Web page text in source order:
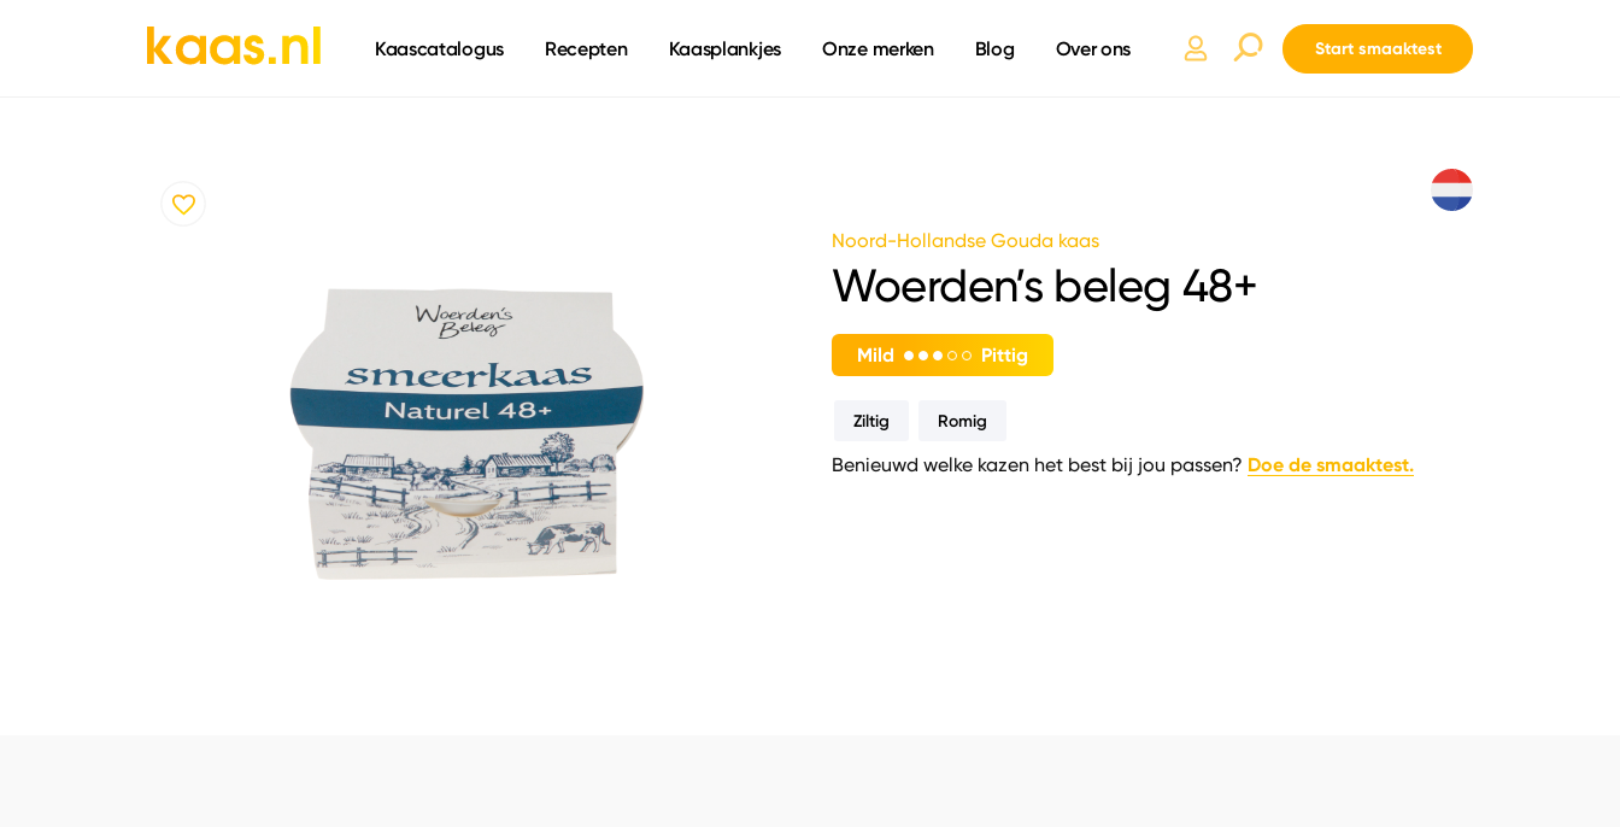
Kaascatalogus Recepten Kaasplankjes Onze merken Blog Over ons Start smaaktest
Noord-Hollandse Gouda kaas
Woerden’s beleg 48+
Mild Pittig
Ziltig Romig
Benieuwd welke kazen het best bij jou passen? Doe de smaaktest.